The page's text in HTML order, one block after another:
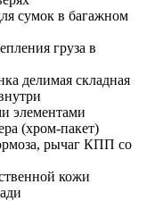
сумок в багажном
груза в
делимая складная
элементами
(хром-пакет)
рычаг КПП со
кожи